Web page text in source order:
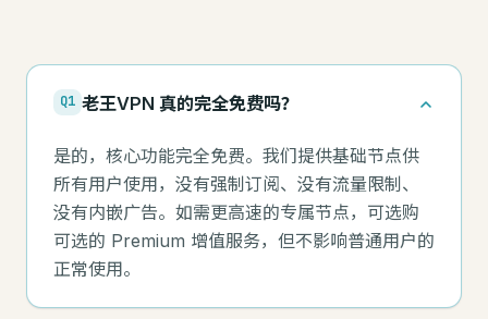
Q1 老王VPN 真的完全免费吗？
是的，核心功能完全免费。我们提供基础节点供
所有用户使用，没有强制订阅、没有流量限制、
没有内嵌广告。如需更高速的专属节点，可选购
可选的 Premium 增值服务，但不影响普通用户的
正常使用。